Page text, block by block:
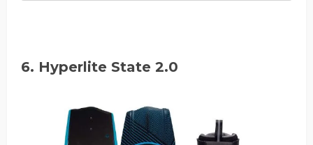
6. Hyperlite State 2.0